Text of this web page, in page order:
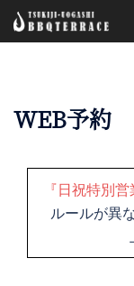
WEB予約
『日祝特別営
ルールが異